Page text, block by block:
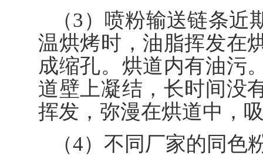
（3）喷粉输送链条
温烘烤时，油脂挥发在
成缩孔。烘道内有油污
道壁上凝结，长时间没
挥发，弥漫在烘道中，
（4）不同厂家的同